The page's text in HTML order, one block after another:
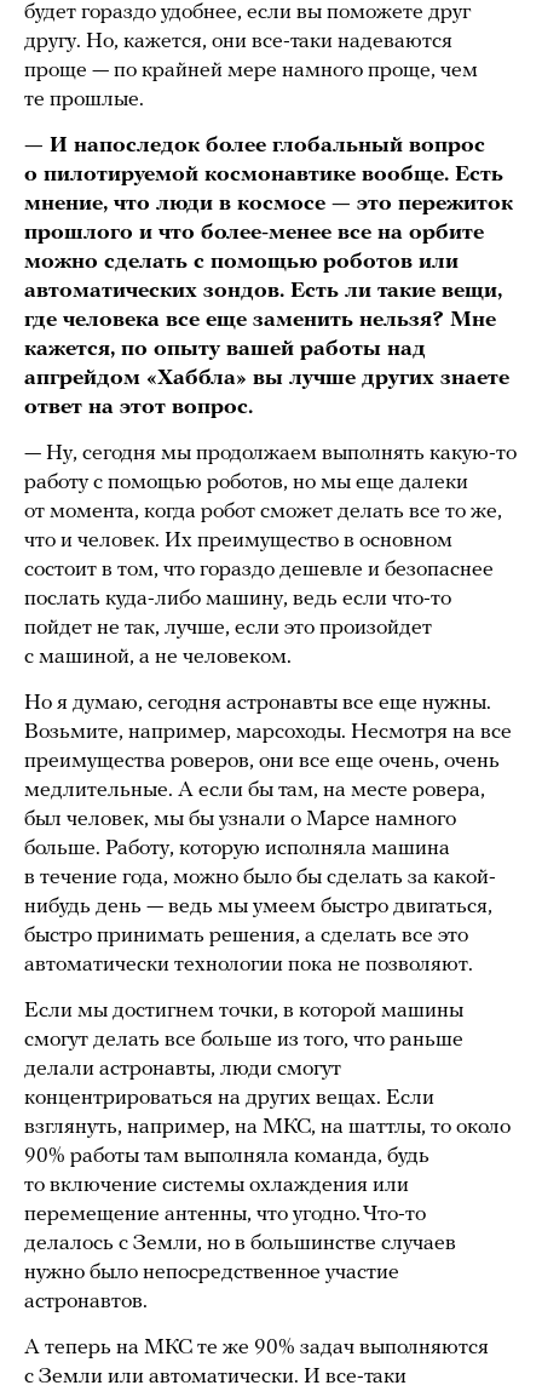
будет гораздо удобнее, если вы поможете друг
другу. Но, кажется, они все-таки надеваются
проще — по крайней мере намного проще, чем
те прошлые.
— И напоследок более глобальный вопрос
о пилотируемой космонавтике вообще. Есть
мнение, что люди в космосе — это пережиток
прошлого и что более-менее все на орбите
можно сделать с помощью роботов или
автоматических зондов. Есть ли такие вещи,
где человека все еще заменить нельзя? Мне
кажется, по опыту вашей работы над
апгрейдом «Хаббла» вы лучше других знаете
ответ на этот вопрос.
— Ну, сегодня мы продолжаем выполнять какую-то
работу с помощью роботов, но мы еще далеки
от момента, когда робот сможет делать все то же,
что и человек. Их преимущество в основном
состоит в том, что гораздо дешевле и безопаснее
послать куда-либо машину, ведь если что-то
пойдет не так, лучше, если это произойдет
с машиной, а не человеком.
Но я думаю, сегодня астронавты все еще нужны.
Возьмите, например, марсоходы. Несмотря на все
преимущества роверов, они все еще очень, очень
медлительные. А если бы там, на месте ровера,
был человек, мы бы узнали о Марсе намного
больше. Работу, которую исполняла машина
в течение года, можно было бы сделать за какой-
нибудь день — ведь мы умеем быстро двигаться,
быстро принимать решения, а сделать все это
автоматически технологии пока не позволяют.
Если мы достигнем точки, в которой машины
смогут делать все больше из того, что раньше
делали астронавты, люди смогут
концентрироваться на других вещах. Если
взглянуть, например, на МКС, на шаттлы, то около
90% работы там выполняла команда, будь
то включение системы охлаждения или
перемещение антенны, что угодно. Что-то
делалось с Земли, но в большинстве случаев
нужно было непосредственное участие
астронавтов.
А теперь на МКС те же 90% задач выполняются
с Земли или автоматически. И все-таки